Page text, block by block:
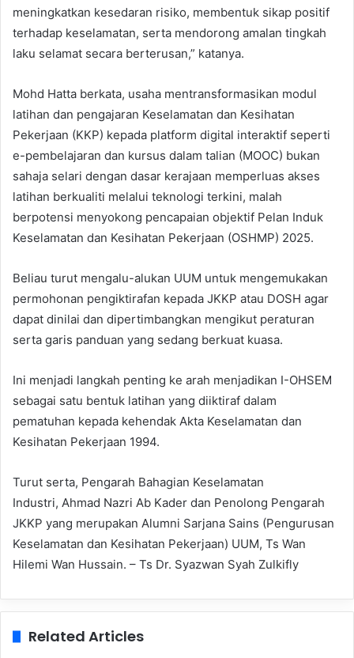
meningkatkan kesedaran risiko, membentuk sikap positif
terhadap keselamatan, serta mendorong amalan tingkah
laku selamat secara berterusan,” katanya.
Mohd Hatta berkata, usaha mentransformasikan modul
latihan dan pengajaran Keselamatan dan Kesihatan
Pekerjaan (KKP) kepada platform digital interaktif seperti
e-pembelajaran dan kursus dalam talian (MOOC) bukan
sahaja selari dengan dasar kerajaan memperluas akses
latihan berkualiti melalui teknologi terkini, malah
berpotensi menyokong pencapaian objektif Pelan Induk
Keselamatan dan Kesihatan Pekerjaan (OSHMP) 2025.
Beliau turut mengalu-alukan UUM untuk mengemukakan
permohonan pengiktirafan kepada JKKP atau DOSH agar
dapat dinilai dan dipertimbangkan mengikut peraturan
serta garis panduan yang sedang berkuat kuasa.
Ini menjadi langkah penting ke arah menjadikan I-OHSEM
sebagai satu bentuk latihan yang diiktiraf dalam
pematuhan kepada kehendak Akta Keselamatan dan
Kesihatan Pekerjaan 1994.
Turut serta, Pengarah Bahagian Keselamatan
Industri, Ahmad Nazri Ab Kader dan Penolong Pengarah
JKKP yang merupakan Alumni Sarjana Sains (Pengurusan
Keselamatan dan Kesihatan Pekerjaan) UUM, Ts Wan
Hilemi Wan Hussain. – Ts Dr. Syazwan Syah Zulkifly
Related Articles